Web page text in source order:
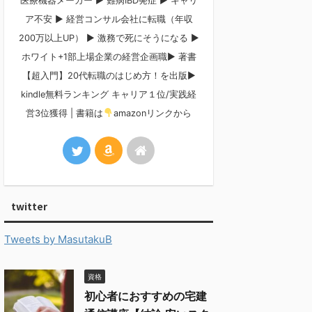
ア不安 ▶︎ 経営コンサル会社に転職（年収
200万以上UP） ▶︎ 激務で死にそうになる ▶︎
ホワイト+1部上場企業の経営企画職▶︎ 著書
【超入門】20代転職のはじめ方！を出版▶︎
kindle無料ランキング キャリア１位/実践経
営3位獲得 | 書籍は
amazonリンクから
twitter
Tweets by MasutakuB
資格
初心者におすすめの宅建